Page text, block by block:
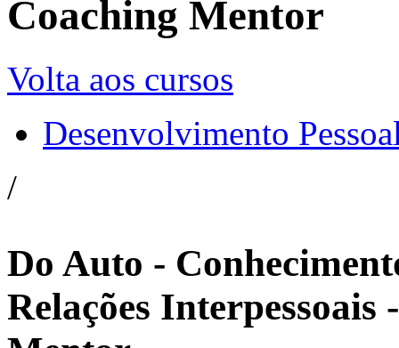
Coaching Mentor
Volta aos cursos
Desenvolvimento
/
Do Auto -
Relações